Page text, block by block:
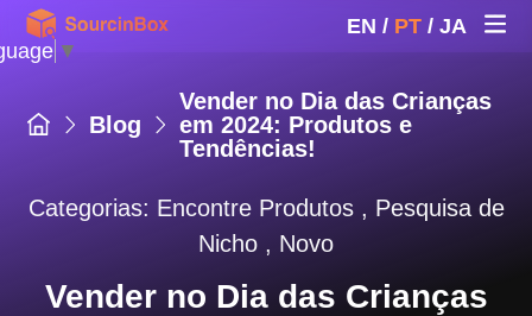
EN / PT / JA
Blog
Vender no Dia das Crianças
em 2024: Produtos e
Tendências!
Categorias: Encontre Produtos , Pesquisa de
Nicho , Novo
Vender no Dia das Crianças
▼